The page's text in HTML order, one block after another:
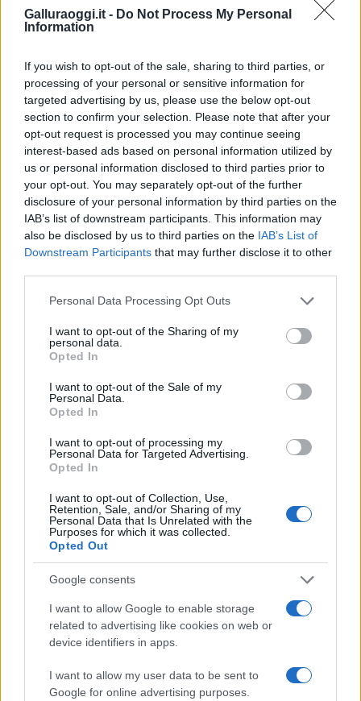
Galluraoggi.it - Do Not Process My Personal
Information
If you wish to opt-out of the sale, sharing to third parties, or
processing of your personal or sensitive information for
targeted advertising by us, please use the below opt-out
section to confirm your selection. Please note that after your
opt-out request is processed you may continue seeing
interest-based ads based on personal information utilized by
us or personal information disclosed to third parties prior to
your opt-out. You may separately opt-out of the further
disclosure of your personal information by third parties on the
IAB’s list of downstream participants. This information may
also be disclosed by us to third parties on the IAB’s List of
Downstream Participants that may further disclose it to other
Please note that this website/app uses one or more Google
not limited to your visit or usage behaviour. You may click to
grant or deny consent to Google and its third-party tags to
use your data for below specified purposes in below Google
consent section.
Personal Data Processing Opt Outs
I want to opt-out of the Sharing of my
personal data.
Opted In
I want to opt-out of the Sale of my
Personal Data.
Opted In
I want to opt-out of processing my
Personal Data for Targeted Advertising.
Opted In
I want to opt-out of Collection, Use,
Retention, Sale, and/or Sharing of my
Personal Data that Is Unrelated with the
Purposes for which it was collected.
Opted Out
Google consents
I want to allow Google to enable storage
related to advertising like cookies on web or
device identifiers in apps.
I want to allow my user data to be sent to
Google for online advertising purposes.
Tobias Crime Quartet
Notizie in tempo reale?
Entra nel canale telegram di
GalluraOggi.it
Inviaci le tue segnalazioni,
i tuoi video e le tue foto
Su WhatsApp al numero +39
345 356 7512
Ricevi le nostre ultime news
Condividi l'articolo
F
a
ce
b
o
o
k
T
w
it
te
r
Pi
n
te
re
st
W
h
s
A
p
p
S
h
re
Articolo precedente
Prossimo articolo
NOTIZIE RECENTI